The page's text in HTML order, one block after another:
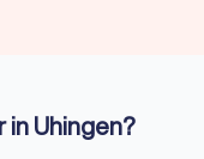
und mehr
Uhingen?